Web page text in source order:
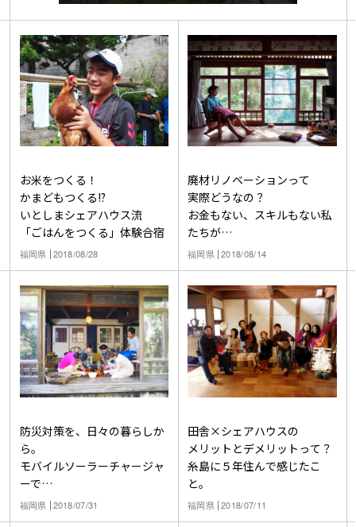
お米をつくる！
かまどもつくる!?
いとしまシェアハウス流
「ごはんをつくる」体験合宿
福岡県 2018/08/28
廃材リノベーションって
実際どうなの？
お金もない、スキルもない私
たちが
古民家を改修できた理由
福岡県 2018/08/14
防災対策を、日々の暮らしか
ら。
モバイルソーラーチャージャ
ーで
スマホのエネルギー自給を目
指そう
福岡県 2018/07/31
田舎×シェアハウスの
メリットとデメリットって？
糸島に５年住んで感じたこ
と。
福岡県 2018/07/11